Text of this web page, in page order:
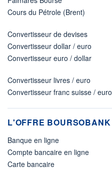
Cours du Pétrole (Brent)
Convertisseur de devises
Convertisseur dollar / euro
Convertisseur euro / dollar
Convertisseur livres / euro
Convertisseur franc suisse / euro
L'OFFRE BOURSOBANK
Banque en ligne
Compte bancaire en ligne
Carte bancaire